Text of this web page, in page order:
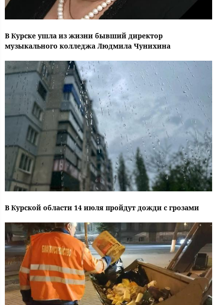
В Курске ушла из жизни бывший директор
музыкального колледжа Людмила Чунихина
В Курской области 14 июля пройдут дожди с грозами